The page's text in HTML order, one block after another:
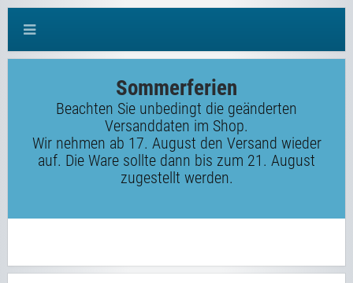
Sommerferien
Beachten Sie unbedingt die geänderten
Versanddaten im Shop.
Wir nehmen ab 17. August den Versand wieder
auf. Die Ware sollte dann bis zum 21. August
zugestellt werden.